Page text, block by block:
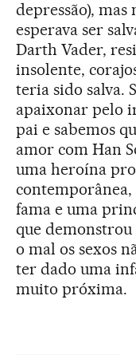
depressão),
esperava ser
Darth Vader,
insolente,
teria sido salva.
apaixonar pelo
pai e sabemos
amor com Han
uma heroína
fama e uma
que
o mal os sexos
ter dado uma
muito próxima.